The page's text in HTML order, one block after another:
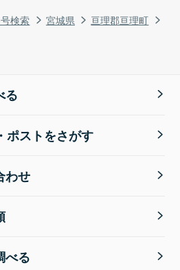
検索 宮城県
亘理郡亘理町
る
ポストをさがす
わせ
べる